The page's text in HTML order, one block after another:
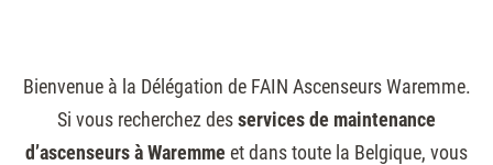
Bienvenue à la Délégation de FAIN Ascenseurs Waremme.
Si vous recherchez desservices de maintenance
d’ascenseurs à Waremme et dans toute la Belgique, vous